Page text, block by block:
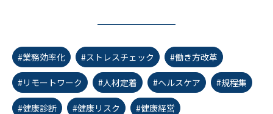
#業務効率化 #ストレスチェック #働き方改革
#リモートワーク #人材定着 #ヘルスケア #規程集
#健康診断 #健康リスク #健康経営